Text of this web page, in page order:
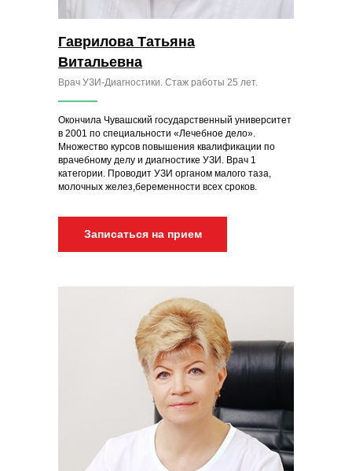
Окончила Чувашский государственный университет
в 2001 по специальности «Лечебное дело».
Множество курсов повышения квалификации по
врачебному делу и диагностике УЗИ. Врач 1
категории. Проводит УЗИ органом малого таза,
молочных желез,беременности всех сроков.
Врач УЗИ-Диагностики. Стаж работы 25 лет.
Гаврилова Татьяна
Витальевна
Записаться на прием